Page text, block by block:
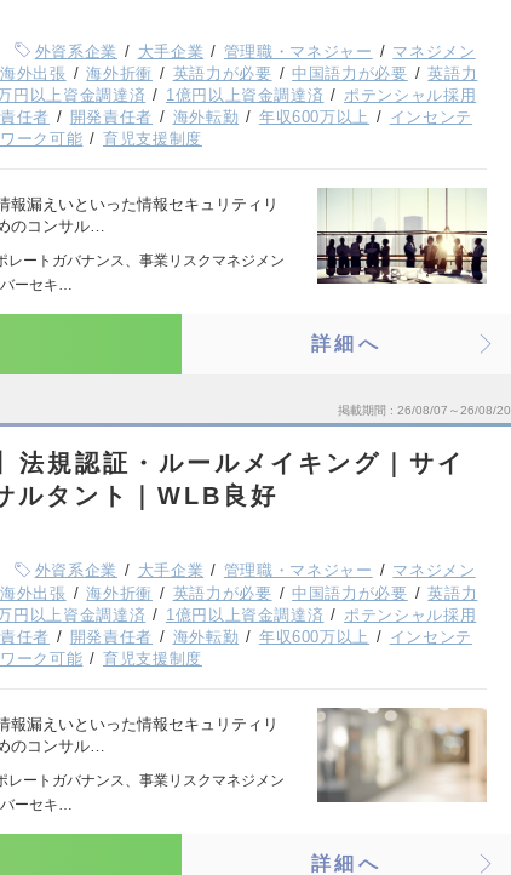
外資系企業 大手企業 管理職・マネジャー
マネジメン
海外出張 海外折衝 英語力が必要 中国語力が必要
英語力
円以上資金調達済 1億円以上資金調達済
ポテンシャル採用
任者 開発責任者 海外転勤 年収600万以上
インセンテ
ーク可能 育児支援制度
報漏えいといった情報セキュリティリ
のコンサル…
レートガバナンス、事業リスクマネジメン
バーセキ…
詳細へ
掲載期間 26/08/07～26/08/20
法規認証・ルールメイキング｜サイ
ルタント｜WLB良好
外資系企業 大手企業 管理職・マネジャー
マネジメン
海外出張 海外折衝 英語力が必要 中国語力が必要
英語力
円以上資金調達済 1億円以上資金調達済
ポテンシャル採用
任者 開発責任者 海外転勤 年収600万以上
インセンテ
ーク可能 育児支援制度
報漏えいといった情報セキュリティリ
のコンサル…
レートガバナンス、事業リスクマネジメン
ーセキ…
詳細へ